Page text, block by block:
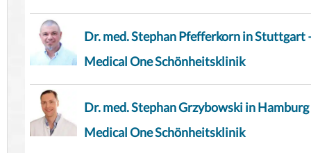
Dr. med. Stephan Pfefferkorn in Stuttgart
Medical One Schönheitsklinik
Dr. med. Stephan Grzybowski in Hamburg
Medical One Schönheitsklinik